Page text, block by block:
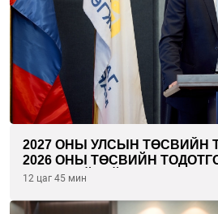
2027 ОНЫ УЛСЫН ТӨСВИЙН
2026 ОНЫ ТӨСВИЙН
ОЛОН НИЙТИЙН
12 цаг 45 мин